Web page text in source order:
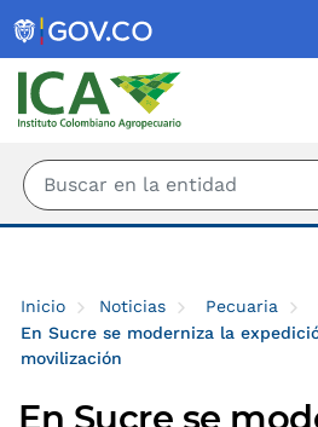
Inicio Noticias Pecuaria
En Sucre se moderniza la
movilización
En Sucre se